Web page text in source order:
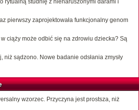
pierwszy zaprojektowała funkcjonalny genom
ciąży może odbić się na zdrowiu dziecka? Są
niż sądzono. Nowe badanie odsłania zmysły
wzorzec. Przyczyna jest prostsza, niż